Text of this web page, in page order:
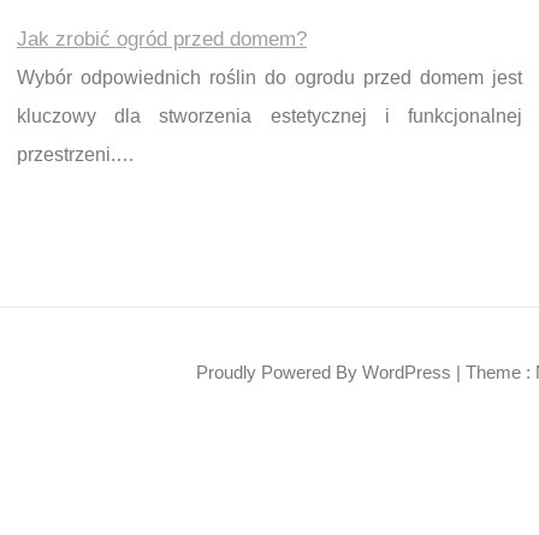
Jak zrobić ogród przed domem?
Wybór odpowiednich roślin do ogrodu przed domem jest
kluczowy dla stworzenia estetycznej i funkcjonalnej
przestrzeni.…
Proudly Powered By WordPress | Theme :